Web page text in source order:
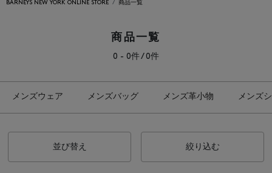
BARNEYS NEW YORK ONLINE STORE 商品一覧
商品一覧
0 - 0件 / 0件
メンズウェア メンズバッグ メンズ革小物 メンズ
並び替え 絞り込む